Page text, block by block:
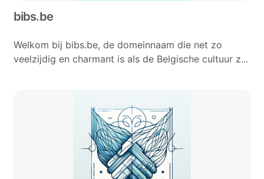
bibs.be
Welkom bij bibs.be, de domeinnaam die net zo
veelzijdig en charmant is als de Belgische cultuur z...